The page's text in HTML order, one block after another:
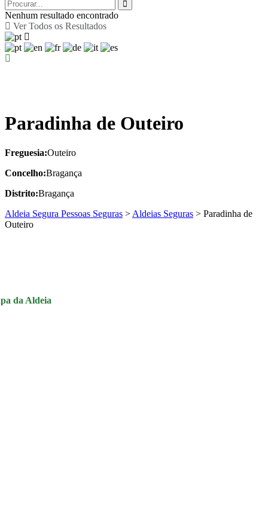
Nenhum resultado encontrado
Ver Todos os Resultados
Paradinha de Outeiro
Freguesia:Outeiro
Concelho:Bragança
Distrito:Bragança
Aldeia Segura Pessoas Seguras > Aldeias Seguras > Paradinha de
Outeiro
da Aldeia